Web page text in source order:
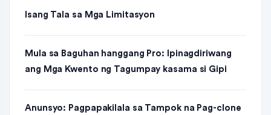
Isang Tala sa Mga Limitasyon
Mula sa Baguhan hanggang Pro: Ipinagdiriwang
ang Mga Kwento ng Tagumpay kasama si Gipi
Anunsyo: Pagpapakilala sa Tampok na Pag-clone